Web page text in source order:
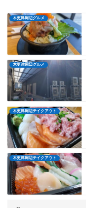
木更津周辺グルメ
木更津周辺グルメ
木更津周辺テイクアウト
木更津周辺テイクアウト